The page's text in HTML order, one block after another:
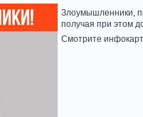
Злоумышленники,
получая при этом
Смотрите